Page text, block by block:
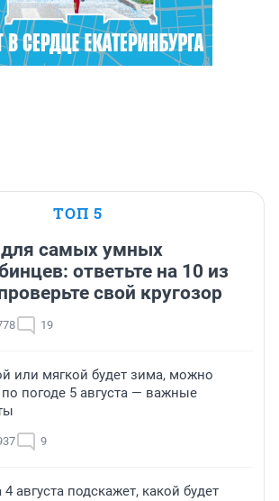
ТОП 5
для самых умных
ответьте на 10 из
свой кругозор
19
или мягкой будет зима, можно
по погоде 5 августа — важные
9
4 августа подскажет, какой будет